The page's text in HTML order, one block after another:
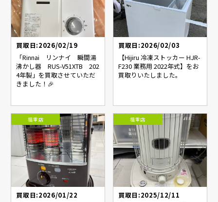
買取日:2026/02/19
「Rinnai リンナイ 瞬間湯
沸かし器 RUS-V51XTB 202
4年製」を買取させていただ
きました！🎉
買取日:2026/02/03
【Hijiru 冷凍ストッカー HJR-
F230 業務用 2022年式】をお
買取りいたしました。
福重店
買取日:2026/01/22
福重店
買取日:2025/12/11